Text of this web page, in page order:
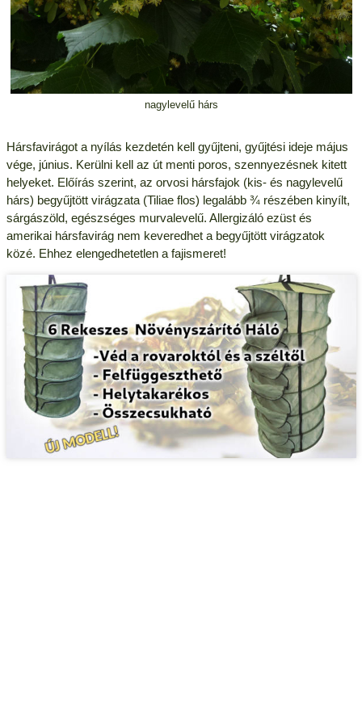
nagylevelű hárs
Hársfavirágot a nyílás kezdetén kell gyűjteni, gyűjtési ideje május
vége, június. Kerülni kell az út menti poros, szennyezésnek kitett
helyeket. Előírás szerint, az orvosi hársfajok (kis- és nagylevelű
hárs) begyűjtött virágzata (Tiliae flos) legalább ¾ részében kinyílt,
sárgászöld, egészséges murvalevelű. Allergizáló ezüst és
amerikai hársfavirág nem keveredhet a begyűjtött virágzatok
közé. Ehhez elengedhetetlen a fajismeret!